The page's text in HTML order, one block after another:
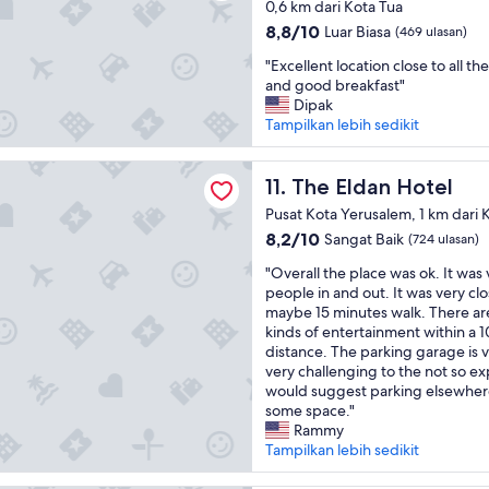
o
d
e
a
k
f
s
t
.
"
a
r
k
s
.
H
g
h
y
r
c
o
m
m
e
n
d
e
d
"
e
c
m
m
e
n
d
t
t
o
a
n
y
o
n
e
w
h
o
w
a
t
v
a
u
u
e
d
T
h
a
m
e
n
i
t
i
e
s
w
e
0,6 km dari Kota Tua
8.8
10,
Luar
Biasa,
(469
ulasan)
8,8/10 Luar Biasa (469 ulasan)
"
E
x
c
e
l
l
n
t
o
c
a
t
i
o
n
c
l
o
s
"Excellent location close to all
and good breakfast"
Dipak
Tampilkan lebih sedikit
11. The Eldan Hotel
The Eldan Hotel
Pusat Kota Yerusalem, 1 km dari
8.2
10,
Sangat
Baik,
(724
ulasan)
8,2/10 Sangat Baik (724 ulasan)
"
O
v
e
r
a
l
l
t
h
e
"Overall the place was ok. It was
people in and out. It was very
maybe 15 minutes walk. There
kinds of entertainment within a
distance. The parking garage is
very challenging to the not so
would suggest parking
some space."
Rammy
Tampilkan lebih sedikit
Hotel